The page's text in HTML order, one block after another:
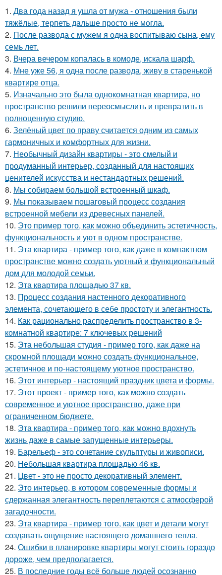
1. Два года назад я ушла от мужа - отношения были
тяжёлые, терпеть дальше просто не могла.
2. После развода с мужем я одна воспитываю сына, ему
семь лет.
3. Вчера вечером копалась в комоде, искала шарф.
4. Мне уже 56, я одна после развода, живу в старенькой
квартире отца.
5. Изначально это была однокомнатная квартира, но
пространство решили переосмыслить и превратить в
полноценную студию.
6. Зелёный цвет по праву считается одним из самых
гармоничных и комфортных для жизни.
7. Необычный дизайн квартиры - это смелый и
продуманный интерьер, созданный для настоящих
ценителей искусства и нестандартных решений.
8. Мы собираем большой встроенный шкаф.
9. Мы показываем пошаговый процесс создания
встроенной мебели из древесных панелей.
10. Это пример того, как можно объединить эстетичность,
функциональность и уют в одном пространстве.
11. Эта квартира - пример того, как даже в компактном
пространстве можно создать уютный и функциональный
дом для молодой семьи.
12. Эта квартира площадью 37 кв.
13. Процесс создания настенного декоративного
элемента, сочетающего в себе простоту и элегантность.
14. Как рационально распределить пространство в 3-
комнатной квартире: 7 ключевых решений
15. Эта небольшая студия - пример того, как даже на
скромной площади можно создать функциональное,
эстетичное и по-настоящему уютное пространство.
16. Этот интерьер - настоящий праздник цвета и формы.
17. Этот проект - пример того, как можно создать
современное и уютное пространство, даже при
ограниченном бюджете.
18. Эта квартира - пример того, как можно вдохнуть
жизнь даже в самые запущенные интерьеры.
19. Барельеф - это сочетание скульптуры и живописи.
20. Небольшая квартира площадью 46 кв.
21. Цвет - это не просто декоративный элемент.
22. Это интерьер, в котором современные формы и
сдержанная элегантность переплетаются с атмосферой
загадочности.
23. Эта квартира - пример того, как цвет и детали могут
создавать ощущение настоящего домашнего тепла.
24. Ошибки в планировке квартиры могут стоить гораздо
дороже, чем предполагается.
25. В последние годы всё больше людей осознанно